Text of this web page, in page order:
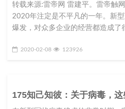
转载来源:雷帝网 雷建平。雷帝触
2020年注定是不平凡的一年。新
爆发，对众多企业的经营都造成了
2020-02-08 123926
175知己知彼：关于病毒，